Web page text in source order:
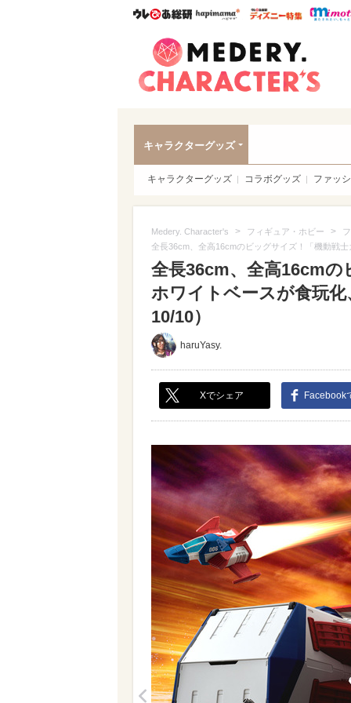
ウレぴあ総研ハピママ*
ウレぴ
キャラクターグッズ
キャラクターグッズ コラボグッズ ファッ
Medery. Character's > フィギュア・ホビー >
全長36cm、全高16cmのビッグサイズ！「機動戦
全長36cm、全高16cm
ホワイトベースが食玩
10/10）
haruYasy.
Xでシェア Facebook